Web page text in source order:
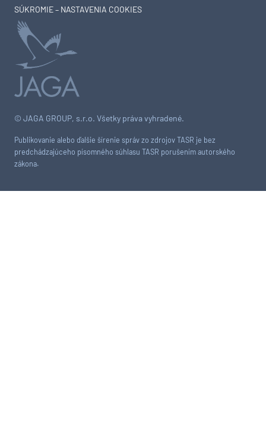
© JAGA GROUP, s.r.o. Všetky práva vyhradené.
Publikovanie alebo ďalšie šírenie správ zo zdrojov TASR je bez
predchádzajúceho písomného súhlasu TASR porušením autorského
zákona.
SÚKROMIE – NASTAVENIA COOKIES